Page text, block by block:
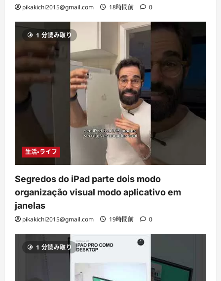
pikakichi2015@gmail.com 18時間前 0
1 分読み取り
生活・ライフ
Segredos do iPad parte dois modo
organização visual modo aplicativo em
janelas
pikakichi2015@gmail.com 19時間前 0
1 分読み取り